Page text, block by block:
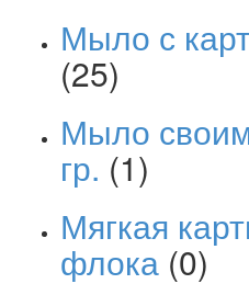
Мыло с
(25)
Мыло
гр. (1)
Мягкая
флока (0)